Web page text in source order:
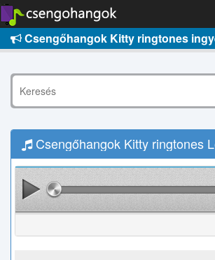
Csengőhangok Kitty ringtones
Csengőhangok Kitty ringtones